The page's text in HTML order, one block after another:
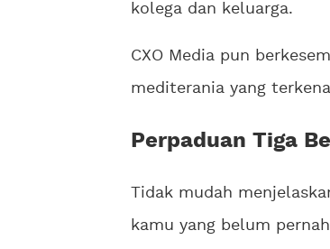
kolega dan keluarga.
CXO Media pun
mediterania yang
Perpaduan Tiga
Tidak mudah
kamu yang belum